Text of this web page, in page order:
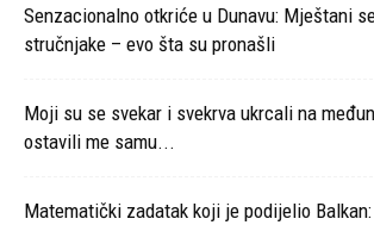
Senzacionalno otkriće u Dunavu: Mještani
stručnjake – evo šta su pronašli
Moji su se svekar i svekrva ukrcali na
ostavili me samu...
Matematički zadatak koji je podijelio